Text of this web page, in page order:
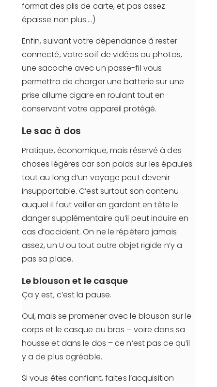
format des plis de carte, et pas assez
épaisse non plus….)
Enfin, suivant votre dépendance à rester
connecté, votre soif de vidéos ou photos,
une sacoche avec un passe-fil vous
permettra de charger une batterie sur une
prise allume cigare en roulant tout en
conservant votre appareil protégé.
Le sac à dos
Pratique, économique, mais réservé à des
choses légères car son poids sur les épaules
tout au long d’un voyage peut devenir
insupportable. C’est surtout son contenu
auquel il faut veiller en gardant en tête le
danger supplémentaire qu’il peut induire en
cas d’accident. On ne le répètera jamais
assez, un U ou tout autre objet rigide n’y a
pas sa place.
Le blouson et le casque
Ça y est, c’est la pause.
Oui, mais se promener avec le blouson sur le
corps et le casque au bras – voire dans sa
housse et dans le dos – ce n’est pas ce qu’il
y a de plus agréable.
Si vous êtes confiant, faites l’acquisition